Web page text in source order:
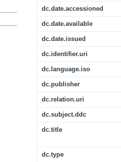
dc.date.accessioned
dc.date.available
dc.date.issued
dc.identifier.uri
dc.language.iso
dc.publisher
dc.relation.uri
dc.subject.ddc
dc.title
dc.type